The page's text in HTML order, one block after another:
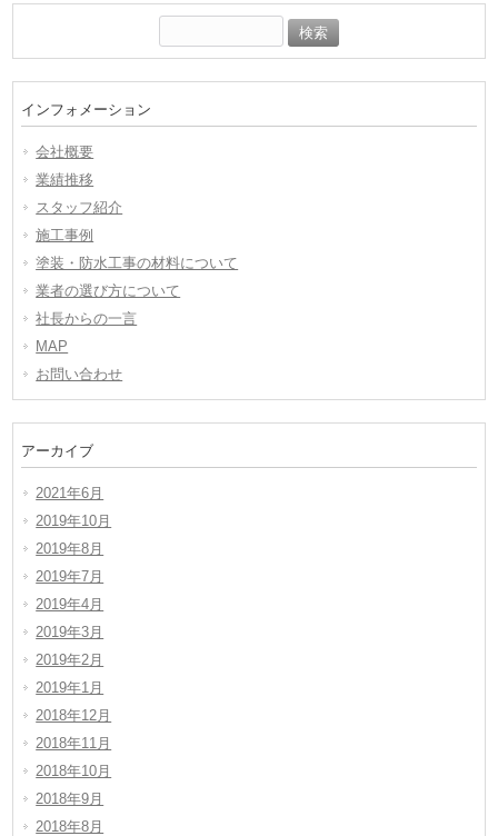
索:
インフォメーション
会社概要
業績推移
スタッフ紹介
施工事例
塗装・防水工事の材料について
業者の選び方について
社長からの一言
MAP
お問い合わせ
アーカイブ
2021年6月
2019年10月
2019年8月
2019年7月
2019年4月
2019年3月
2019年2月
2019年1月
2018年12月
2018年11月
2018年10月
2018年9月
2018年8月